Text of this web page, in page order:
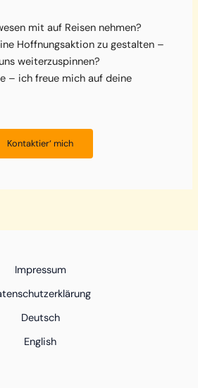
mit auf Reisen nehmen?
Hoffnungsaktion zu gestalten –
weiterzuspinnen?
– ich freue mich auf deine
Kontaktier‘ mich
Impressum
Deutsch
English